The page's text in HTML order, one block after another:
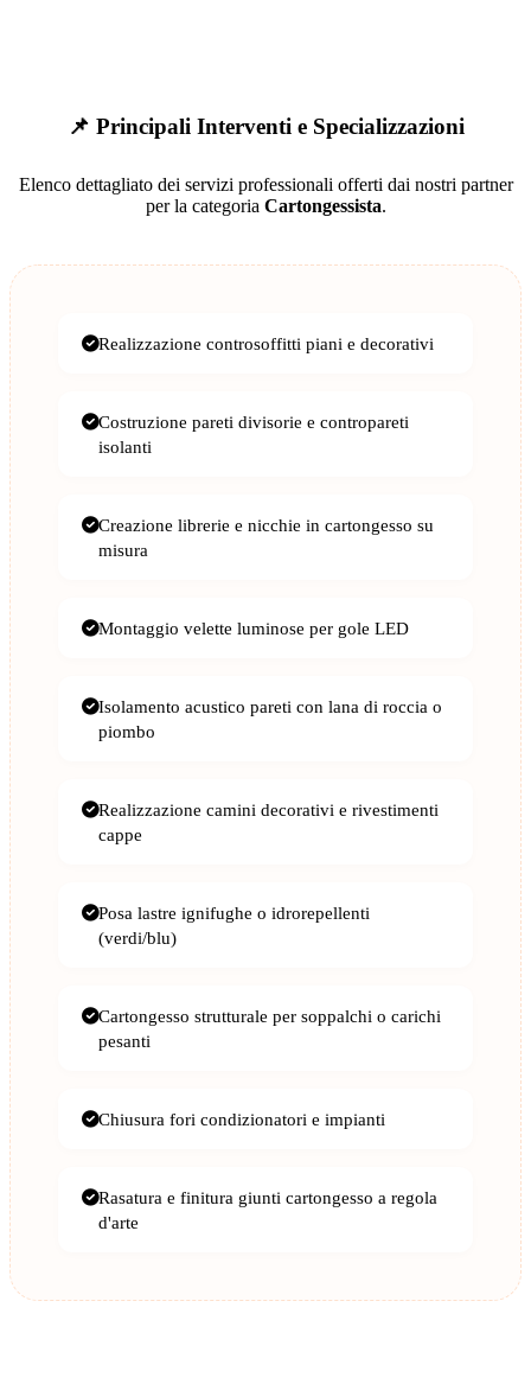
📌 Principali Interventi e Specializzazioni
Elenco dettagliato dei servizi professionali offerti dai nostri partner
per la categoria Cartongessista.
Realizzazione controsoffitti piani e decorativi
Costruzione pareti divisorie e contropareti
isolanti
Creazione librerie e nicchie in cartongesso su
misura
Montaggio velette luminose per gole LED
Isolamento acustico pareti con lana di roccia o
piombo
Realizzazione camini decorativi e rivestimenti
cappe
Posa lastre ignifughe o idrorepellenti
(verdi/blu)
Cartongesso strutturale per soppalchi o carichi
pesanti
Chiusura fori condizionatori e impianti
Rasatura e finitura giunti cartongesso a regola
d'arte